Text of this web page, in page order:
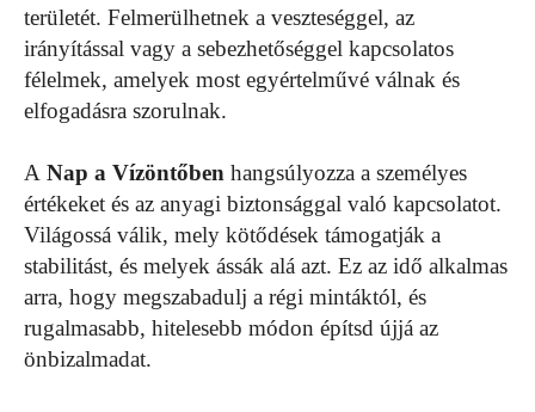
területét. Felmerülhetnek a veszteséggel, az
irányítással vagy a sebezhetőséggel kapcsolatos
félelmek, amelyek most egyértelművé válnak és
elfogadásra szorulnak.
A Nap a Vízöntőben hangsúlyozza a személyes
értékeket és az anyagi biztonsággal való kapcsolatot.
Világossá válik, mely kötődések támogatják a
stabilitást, és melyek ássák alá azt. Ez az idő alkalmas
arra, hogy megszabadulj a régi mintáktól, és
rugalmasabb, hitelesebb módon építsd újjá az
önbizalmadat.